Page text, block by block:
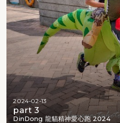
2024-02-13
part 3
DinDong 龍貓精神愛心跑 2024